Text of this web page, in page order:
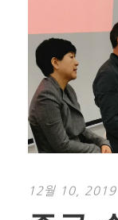
12월 10, 2019